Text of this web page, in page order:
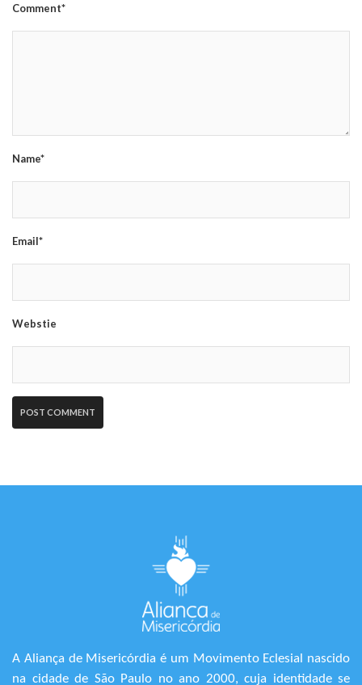
Comment*
Name*
Email*
Webstie
A Aliança de Misericórdia é um Movimento Eclesial nascido
na cidade de São Paulo no ano 2000, cuja identidade se